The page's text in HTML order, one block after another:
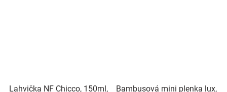
Lahvička NF Chicco, 150ml,
Bambusová mini plenka lux,